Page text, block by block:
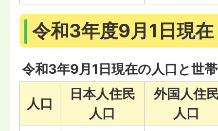
令和3年度9月1日現在
令和3年9月1日現在の人口と世
人口
日本人住民
人口
外国人住
人口